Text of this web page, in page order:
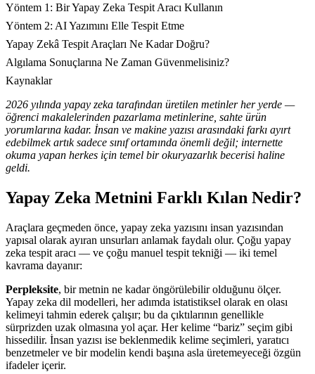
Yöntem 1: Bir Yapay Zeka Tespit Aracı Kullanın
Yöntem 2: AI Yazımını Elle Tespit Etme
Yapay Zekâ Tespit Araçları Ne Kadar Doğru?
Algılama Sonuçlarına Ne Zaman Güvenmelisiniz?
Kaynaklar
2026 yılında yapay zeka tarafından üretilen metinler her yerde —
öğrenci makalelerinden pazarlama metinlerine, sahte ürün
yorumlarına kadar. İnsan ve makine yazısı arasındaki farkı ayırt
edebilmek artık sadece sınıf ortamında önemli değil; internette
okuma yapan herkes için temel bir okuryazarlık becerisi haline
geldi.
Yapay Zeka Metnini Farklı Kılan Nedir?
Araçlara geçmeden önce, yapay zeka yazısını insan yazısından
yapısal olarak ayıran unsurları anlamak faydalı olur. Çoğu yapay
zeka tespit aracı — ve çoğu manuel tespit tekniği — iki temel
kavrama dayanır:
Perpleksite, bir metnin ne kadar öngörülebilir olduğunu ölçer.
Yapay zeka dil modelleri, her adımda istatistiksel olarak en olası
kelimeyi tahmin ederek çalışır; bu da çıktılarının genellikle
sürprizden uzak olmasına yol açar. Her kelime “bariz” seçim gibi
hissedilir. İnsan yazısı ise beklenmedik kelime seçimleri, yaratıcı
benzetmeler ve bir modelin kendi başına asla üretemeyeceği özgün
ifadeler içerir.